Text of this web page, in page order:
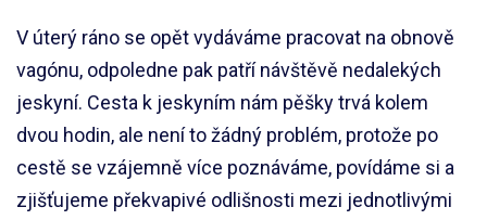
V úterý ráno se opět vydáváme pracovat na obnově
vagónu, odpoledne pak patří návštěvě nedalekých
jeskyní. Cesta k jeskyním nám pěšky trvá kolem
dvou hodin, ale není to žádný problém, protože po
cestě se vzájemně více poznáváme, povídáme si a
zjišťujeme překvapivé odlišnosti mezi jednotlivými